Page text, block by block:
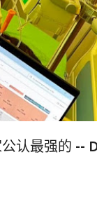
认最强的 --